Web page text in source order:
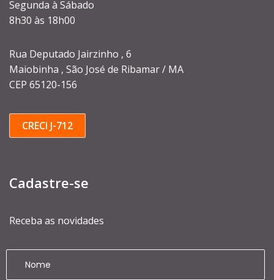
Segunda à Sábado
8h30 às 18h00
Rua Deputado Jairzinho , 6
Maiobinha , São José de Ribamar / MA
CEP 65120-156
CRECI J-712
Cadastre-se
Receba as novidades